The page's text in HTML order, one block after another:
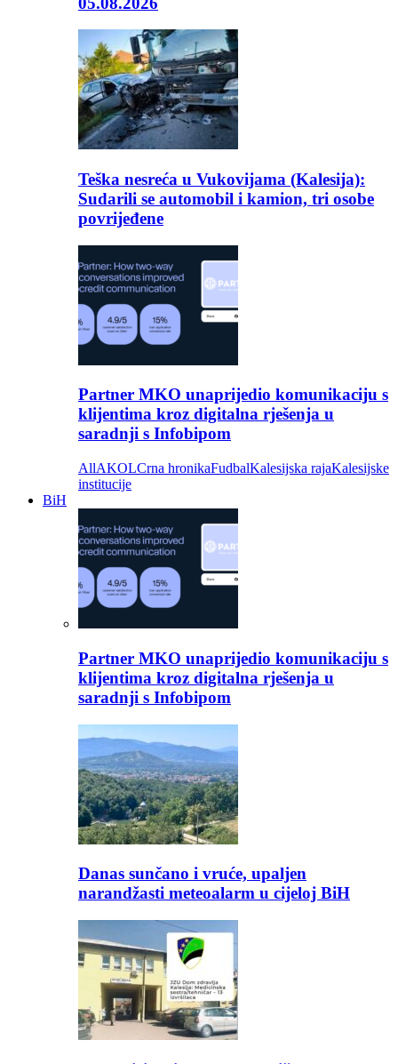
Teška nesreća u Vukovijama (Kalesija):
Sudarili se automobil i kamion, tri osobe
povrijeđene
Partner MKO unaprijedio komunikaciju s
klijentima kroz digitalna rješenja u
saradnji s Infobipom
AllAKOLCrna hronikaFudbalKalesijska rajaKalesijske
institucije
BiH
Partner MKO unaprijedio komunikaciju s
klijentima kroz digitalna rješenja u
saradnji s Infobipom
Danas sunčano i vruće, upaljen
narandžasti meteoalarm u cijeloj BiH